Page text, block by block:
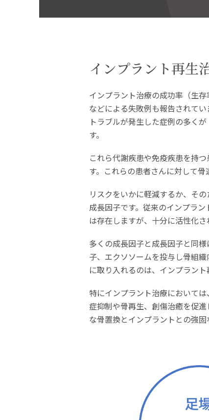
インプラント再生
インプラント治療の成功率（生
などによる失敗例も報告されてい
トラブルが発生した症例の多く
す。
これら代謝疾患や免疫疾患を持
す。これらの患者さんに対して
リスクをいかに軽減するか、そ
成長因子です。従来のインプラ
は存在しますが、十分に活性化
多くの成長因子と成長因子と同
子、エクソソームを投与し骨組
に取り入れるのは、インプラント
特にインプラント治療において
症抑制や骨再生、創傷治癒を促
な骨置換とインプラントとの強